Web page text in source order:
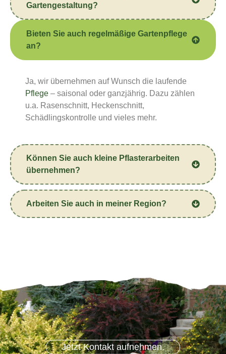
Gartengestaltung?
Bieten Sie auch regelmäßige Gartenpflege
an?
Ja, wir übernehmen auf Wunsch die laufende
Pflege – saisonal oder ganzjährig. Dazu zählen
u.a. Rasenschnitt, Heckenschnitt,
Schädlingskontrolle und vieles mehr.
Können Sie auch kleine Pflasterarbeiten
übernehmen?
Arbeiten Sie auch in meiner Region?
Jetzt Kontakt aufnehmen.